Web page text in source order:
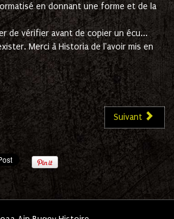
en donnant une forme et de la
de vérifier avant de copier un écu...
Merci à Historia de l'avoir mis en
Suivant